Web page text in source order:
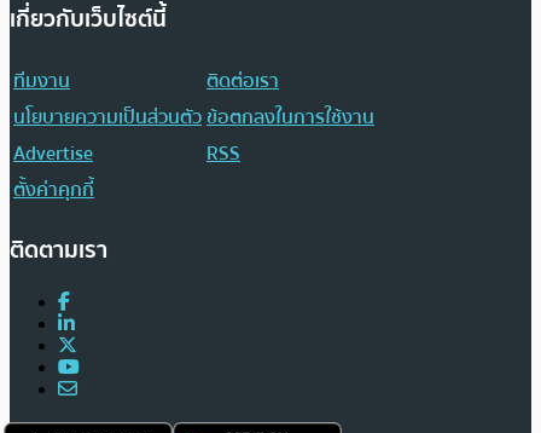
เกี่ยวกับเว็บไซต์นี้
ทีมงาน
ติดต่อเรา
นโยบายความเป็นส่วนตัวข้อตกลงในการใช้งาน
Advertise
RSS
ตั้งค่าคุกกี้
ติดตามเรา